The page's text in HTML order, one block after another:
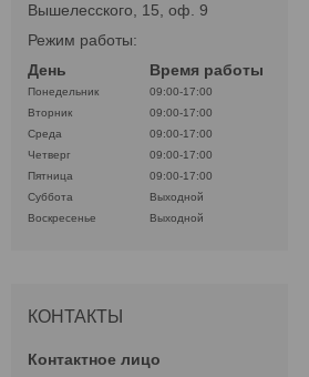
Вышелесского, 15, оф. 9
Режим работы:
День
Время работы
Понедельник
09:00-17:00
Вторник
09:00-17:00
Среда
09:00-17:00
Четверг
09:00-17:00
Пятница
09:00-17:00
Суббота
Выходной
Воскресенье
Выходной
КОНТАКТЫ